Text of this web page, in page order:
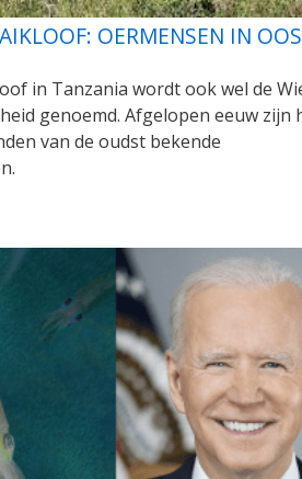
OERMENSEN IN
in Tanzania wordt ook wel de
genoemd. Afgelopen eeuw zijn
van de oudst bekende